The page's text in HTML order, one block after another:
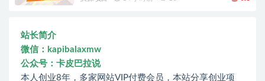
站长简介
微信：kapibalaxmw
公众号：卡皮巴拉说
本人创业8年，多家网站VIP付费会员，本站分享创业项